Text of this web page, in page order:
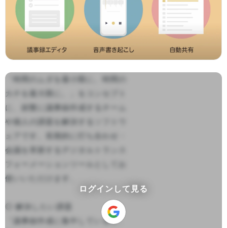
「時間のムダを最小限に。時間の
カチを最大限に。」をコンセプト
に、頻繁に議事録作成するチーム
や個人の課題を解決するソフトウ
ェアです。長期的に打ち合わせ・
会議を革新するデジタルトランス
フォーメーションツールとしてお
使いいただけます。
◎ 解決したい課題
「議事録作成に集中していると、
ログインして見る